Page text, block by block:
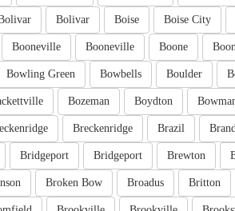
Boise City
Boise
Bolivar
Boone
Booneville
Booneville
Boulder
Bowbells
Bowling Green
Boydton
Bozeman
Brazil
Breckenridge
Brewton
Bridgeport
Bridgeport
Britton
Broadus
Broken Bow